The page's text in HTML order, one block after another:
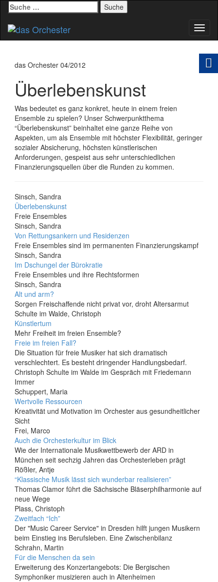
Suche
nach:
das Orchester 04/2012
Überlebenskunst
Was bedeutet es ganz konkret, heute in einem freien
Ensemble zu spielen? Unser Schwerpunktthema
“Überlebenskunst” beinhaltet eine ganze Reihe von
Aspekten, um als Ensemble mit höchster Flexibilität, geringer
sozialer Absicherung, höchsten künstlerischen
Anforderungen, gespeist aus sehr unterschiedlichen
Finanzierungsquellen über die Runden zu kommen.
Sinsch, Sandra
Überlebenskunst
Freie Ensembles
Sinsch, Sandra
Von Rettungsankern und Residenzen
Freie Ensembles sind im permanenten Finanzierungskampf
Sinsch, Sandra
Im Dschungel der Bürokratie
Freie Ensembles und ihre Rechtsformen
Sinsch, Sandra
Alt und arm?
Sorgen Freischaffende nicht privat vor, droht Altersarmut
Schulte im Walde, Christoph
Künstlertum
Mehr Freiheit im freien Ensemble?
Freie im freien Fall?
Die Situation für freie Musiker hat sich dramatisch
verschlechtert. Es besteht dringender Handlungsbedarf.
Christoph Schulte im Walde im Gespräch mit Friedemann
Immer
Schuppert, Maria
Wertvolle Ressourcen
Kreativität und Motivation im Orchester aus gesundheitlicher
Sicht
Frei, Marco
Auch die Orchesterkultur im Blick
Wie der Internationale Musikwettbewerb der ARD in
München seit sechzig Jahren das Orchesterleben prägt
Rößler, Antje
“Klassische Musik lässt sich wunderbar realisieren”
Thomas Clamor führt die Sächsische Bläserphilharmonie auf
neue Wege
Plass, Christoph
Zweitfach “Ich”
Der "Music Career Service" in Dresden hilft jungen Musikern
beim Einstieg ins Berufsleben. Eine Zwischenbilanz
Schrahn, Martin
Für die Menschen da sein
Erweiterung des Konzertangebots: Die Bergischen
Symphoniker musizieren auch in Altenheimen